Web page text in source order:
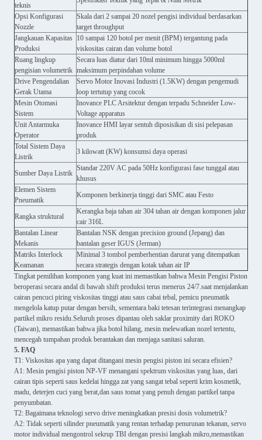
teknis
Opsi Konfigurasi
Nozzle
Skala dari 2 sampai 20 nozel pengisi individual berdasarkan
target throughput
Jangkauan Kapasitas
Produksi
10 sampai 120 botol per menit (BPM) tergantung pada
viskositas cairan dan volume botol
Ruang lingkup
pengisian volumetrik
Secara luas diatur dari 10ml minimum hingga 5000ml
maksimum perpindahan volume
Drive Pengendalian
Gerak Utama
Servo Motor Inovasi Industri (1.5KW) dengan pengemudi
loop tertutup yang cocok
Mesin Otomasi
Sistem
Inovance PLC Arsitektur dengan terpadu Schneider Low-
Voltage apparatus
Unit Antarmuka
Operator
Inovance HMI layar sentuh diposisikan di sisi pelepasan
produk
Total Sistem Daya
Listrik
3 kilowatt (KW) konsumsi daya operasi
Sumber Daya Listrik
Standar 220V AC pada 50Hz konfigurasi fase tunggal atau
khusus
Elemen Sistem
Pneumatik
Komponen berkinerja tinggi dari SMC atau Festo
Rangka struktural
Kerangka baja tahan air 304 tahan air dengan komponen jalur
cair 316L
Bantalan Linear
Mekanis
Bantalan NSK dengan precision ground (Jepang) dan
bantalan geser IGUS (Jerman)
Matriks Interlock
Keamanan
Minimal 3 tombol pemberhentian darurat yang ditempatkan
secara strategis dengan kotak tahan air IP
Tingkat pemilihan komponen yang kuat ini memastikan bahwa Mesin Pengisi Piston
beroperasi secara andal di bawah shift produksi terus menerus 24/7.saat menjalankan
cairan pencuci piring viskositas tinggi atau saus cabai tebal, pemicu pneumatik
mengelola katup putar dengan bersih, sementara baki tetesan terintegrasi menangkap
partikel mikro residu.Seluruh proses dipantau oleh saklar proximity dari ROKO
(Taiwan), memastikan bahwa jika botol hilang, mesin melewatkan nozel tertentu,
mencegah tumpahan produk berantakan dan menjaga sanitasi saluran.
5. FAQ
T1: Viskositas apa yang dapat ditangani mesin pengisi piston ini secara efisien?
A1: Mesin pengisi piston NP-VF menangani spektrum viskositas yang luas, dari
cairan tipis seperti saus kedelai hingga zat yang sangat tebal seperti krim kosmetik,
madu, deterjen cuci yang berat,dan saus tomat yang penuh dengan partikel tanpa
penyumbatan.
T2: Bagaimana teknologi servo drive meningkatkan presisi dosis volumetrik?
A2: Tidak seperti silinder pneumatik yang rentan terhadap penurunan tekanan, servo
motor individual mengontrol sekrup TBI dengan presisi langkah mikro,memastikan